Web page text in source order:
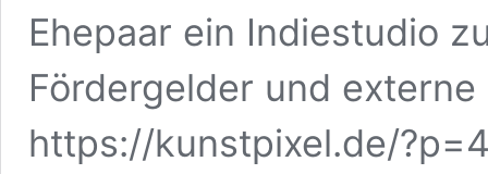
Ehepaar ein Indiestudio
Fördergelder und
https://kunstpixel.de/